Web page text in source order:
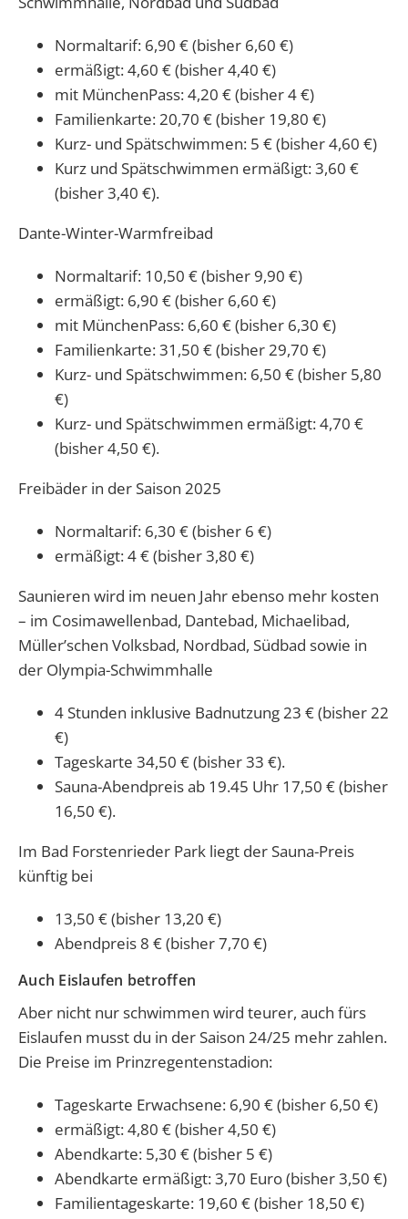
Normaltarif: 6,90 € (bisher 6,60 €)
ermäßigt: 4,60 € (bisher 4,40 €)
mit MünchenPass: 4,20 € (bisher 4 €)
Familienkarte: 20,70 € (bisher 19,80 €)
Kurz- und Spätschwimmen: 5 € (bisher 4,60 €)
Kurz und Spätschwimmen ermäßigt: 3,60 €
(bisher 3,40 €).
Dante-Winter-Warmfreibad
Normaltarif: 10,50 € (bisher 9,90 €)
ermäßigt: 6,90 € (bisher 6,60 €)
mit MünchenPass: 6,60 € (bisher 6,30 €)
Familienkarte: 31,50 € (bisher 29,70 €)
Kurz- und Spätschwimmen: 6,50 € (bisher 5,80
€)
Kurz- und Spätschwimmen ermäßigt: 4,70 €
(bisher 4,50 €).
Freibäder in der Saison 2025
Normaltarif: 6,30 € (bisher 6 €)
ermäßigt: 4 € (bisher 3,80 €)
Saunieren wird im neuen Jahr ebenso mehr kosten
– im Cosimawellenbad, Dantebad, Michaelibad,
Müller’schen Volksbad, Nordbad, Südbad sowie in
der Olympia-Schwimmhalle
4 Stunden inklusive Badnutzung 23 € (bisher 22
€)
Tageskarte 34,50 € (bisher 33 €).
Sauna-Abendpreis ab 19.45 Uhr 17,50 € (bisher
16,50 €).
Im Bad Forstenrieder Park liegt der Sauna-Preis
künftig bei
13,50 € (bisher 13,20 €)
Abendpreis 8 € (bisher 7,70 €)
Auch Eislaufen betroffen
Aber nicht nur schwimmen wird teurer, auch fürs
Eislaufen musst du in der Saison 24/25 mehr zahlen.
Die Preise im Prinzregentenstadion:
Tageskarte Erwachsene: 6,90 € (bisher 6,50 €)
ermäßigt: 4,80 € (bisher 4,50 €)
Abendkarte: 5,30 € (bisher 5 €)
Abendkarte ermäßigt: 3,70 Euro (bisher 3,50 €)
Familientageskarte: 19,60 € (bisher 18,50 €)